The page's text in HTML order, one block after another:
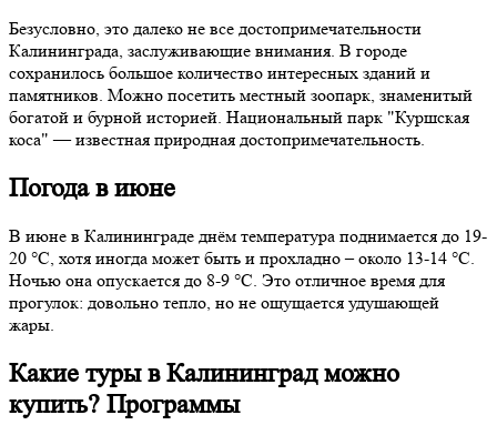
Безусловно, это далеко не все достопримечательности
Калининграда, заслуживающие внимания. В городе
сохранилось большое количество интересных зданий и
памятников. Можно посетить местный зоопарк, знаменитый
богатой и бурной историей. Национальный парк "Куршская
коса" — известная природная достопримечательность.
Погода в июне
В июне в Калининграде днём температура поднимается до 19-
20 °С, хотя иногда может быть и прохладно – около 13-14 °С.
Ночью она опускается до 8-9 °С. Это отличное время для
прогулок: довольно тепло, но не ощущается удушающей
жары.
Какие туры в Калининград можно
купить? Программы